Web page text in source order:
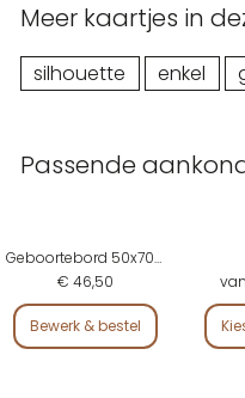
Meer kaartjes in
silhouette enkel
Passende
Geboortebord 50x70 cm
€ 46,50
Bewerk & bestel